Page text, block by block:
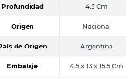
Profundidad 4.5 Cm
Origen Nacional
de Origen Argentina
Embalaje 4.5 x 13 x 15,5 Cm